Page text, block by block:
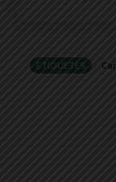
ETIQUETES